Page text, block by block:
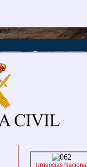
Urgencias Nacional